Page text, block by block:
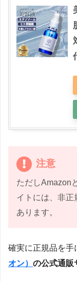
注意
ただしAmazon
イトには、非正
あります。
確実に正規品を手
オン） の公式通販